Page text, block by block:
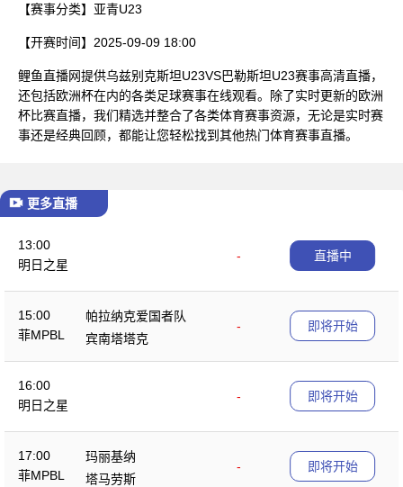
【赛事分类】 亚青U23
【开赛时间】 2025-09-09 18:00
鲤鱼直播网提供乌兹别克斯坦U23VS巴勒斯坦U23赛事高清直播，
还包括欧洲杯在内的各类足球赛事在线观看。除了实时更新的欧洲
杯比赛直播，我们精选并整合了各类体育赛事资源，无论是实时赛
事还是经典回顾，都能让您轻松找到其他热门体育赛事直播。
更多直播
13:00
明日之星
- 直播中
15:00
菲MPBL
帕拉纳克爱国者队
-
宾南塔塔克
即将开始
16:00
明日之星
- 即将开始
17:00
菲MPBL
玛丽基纳
-
塔马劳斯
即将开始